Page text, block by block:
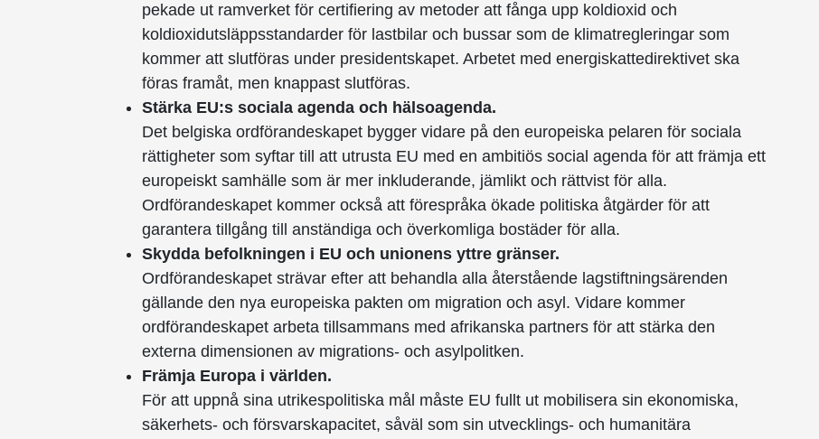
pekade ut ramverket för certifiering av metoder att fånga upp koldioxid och
koldioxidutsläppsstandarder för lastbilar och bussar som de klimatregleringar som
kommer att slutföras under presidentskapet. Arbetet med energiskattedirektivet ska
föras framåt, men knappast slutföras.
Stärka EU:s sociala agenda och hälsoagenda.
Det belgiska ordförandeskapet bygger vidare på den europeiska pelaren för sociala
rättigheter som syftar till att utrusta EU med en ambitiös social agenda för att främja ett
europeiskt samhälle som är mer inkluderande, jämlikt och rättvist för alla.
Ordförandeskapet kommer också att förespråka ökade politiska åtgärder för att
garantera tillgång till anständiga och överkomliga bostäder för alla.
Skydda befolkningen i EU och unionens yttre gränser.
Ordförandeskapet strävar efter att behandla alla återstående lagstiftningsärenden
gällande den nya europeiska pakten om migration och asyl. Vidare kommer
ordförandeskapet arbeta tillsammans med afrikanska partners för att stärka den
externa dimensionen av migrations- och asylpolitken.
Främja Europa i världen.
För att uppnå sina utrikespolitiska mål måste EU fullt ut mobilisera sin ekonomiska,
säkerhets- och försvarskapacitet, såväl som sin utvecklings- och humanitära